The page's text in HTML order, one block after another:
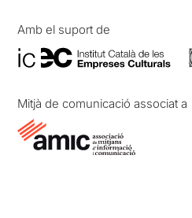
Amb el suport de
Mitjà de comunicació associat a